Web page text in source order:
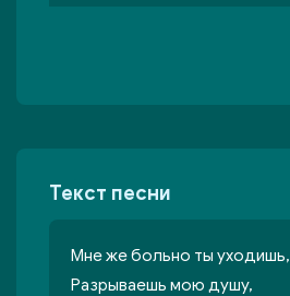
Текст песни
Мне же больно ты уходишь,
Разрываешь мою душу,